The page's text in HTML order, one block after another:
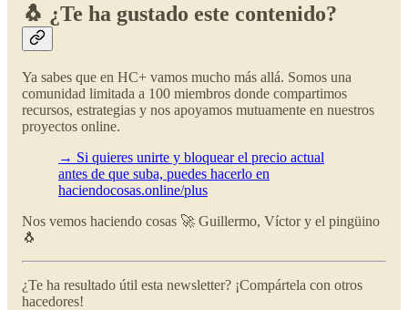
🐧 ¿Te ha gustado este contenido?
Ya sabes que en HC+ vamos mucho más allá. Somos una
comunidad limitada a 100 miembros donde compartimos
recursos, estrategias y nos apoyamos mutuamente en nuestros
proyectos online.
→ Si quieres unirte y bloquear el precio actual
antes de que suba, puedes hacerlo en
haciendocosas.online/plus
Nos vemos haciendo cosas 🚀 Guillermo, Víctor y el pingüino
🐧
¿Te ha resultado útil esta newsletter? ¡Compártela con otros
hacedores!